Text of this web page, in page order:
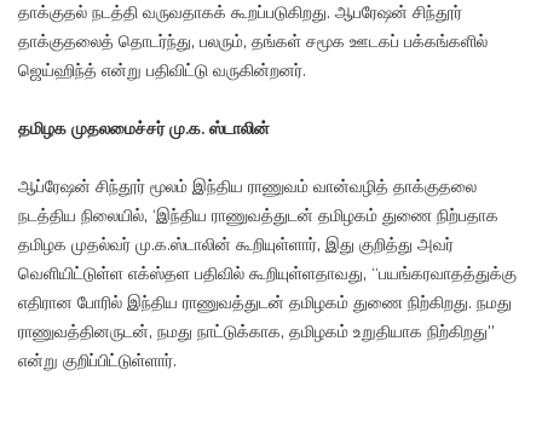
தாக்குதல் நடத்தி வருவதாகக் கூறப்படுகிறது. ஆபரேஷன் சிந்தூர்
தாக்குதலைத் தொடர்ந்து, பலரும், தங்கள் சமூக ஊடகப் பக்கங்களில்
ஜெய்ஹிந்த் என்று பதிவிட்டு வருகின்றனர்.
தமிழக முதலமைச்சர் மு.க. ஸ்டாலின்
ஆப்ரேஷன் சிந்தூர் மூலம் இந்திய ராணுவம் வான்வழித் தாக்குதலை
நடத்திய நிலையில், ‘இந்திய ராணுவத்துடன் தமிழகம் துணை நிற்பதாக
தமிழக முதல்வர் மு.க.ஸ்டாலின் கூறியுள்ளார், இது குறித்து அவர்
வெளியிட்டுள்ள எக்ஸ்தள பதிவில் கூறியுள்ளதாவது, “பயங்கரவாதத்துக்கு
எதிரான போரில் இந்திய ராணுவத்துடன் தமிழகம் துணை நிற்கிறது. நமது
ராணுவத்தினருடன், நமது நாட்டுக்காக, தமிழகம் உறுதியாக நிற்கிறது”
என்று குறிப்பிட்டுள்ளார்.